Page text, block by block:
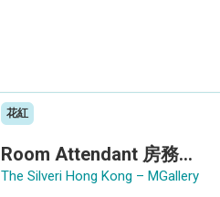
花紅
Room Attendant 房務員 (Accor Hotel)
The Silveri Hong Kong – MGallery